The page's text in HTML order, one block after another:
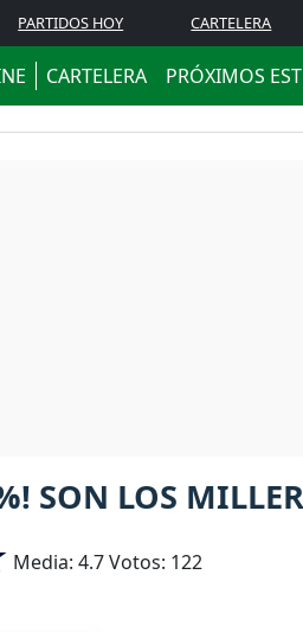
PARTIDOS HOY CARTELERA
CARTELERA PRÓXIMOS
SON LOS
Media: 4.7Votos: 122